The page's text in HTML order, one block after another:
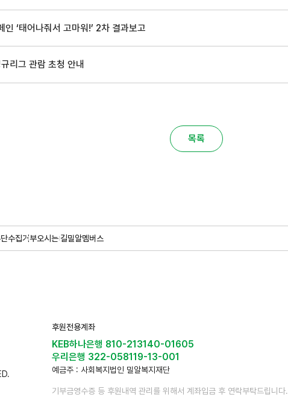
‘태어나줘서 고마워!’ 2차 결과보고
리그 관람 초청 안내
목록
수집거부오시는 길밀알멤버스
후원전용계좌
KEB하나은행 810-213140-01605
우리은행 322-058119-13-001
예금주 : 사회복지법인 밀알복지재단
기부금영수증 등 후원내역 관리를 위해서 계좌입금 후 연락부탁드립니다.